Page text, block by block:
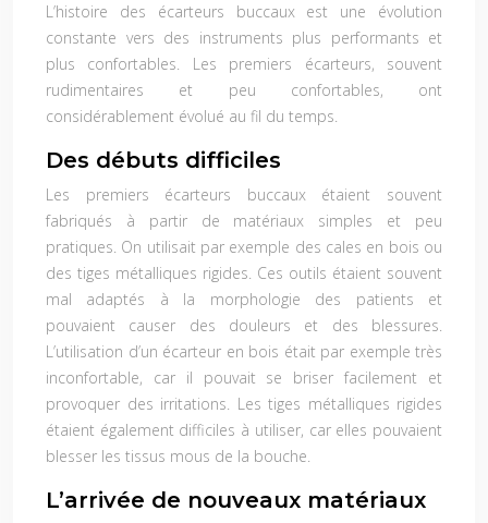
L’histoire des écarteurs buccaux est une évolution
constante vers des instruments plus performants et
plus confortables. Les premiers écarteurs, souvent
rudimentaires et peu confortables, ont
considérablement évolué au fil du temps.
Des débuts difficiles
Les premiers écarteurs buccaux étaient souvent
fabriqués à partir de matériaux simples et peu
pratiques. On utilisait par exemple des cales en bois ou
des tiges métalliques rigides. Ces outils étaient souvent
mal adaptés à la morphologie des patients et
pouvaient causer des douleurs et des blessures.
L’utilisation d’un écarteur en bois était par exemple très
inconfortable, car il pouvait se briser facilement et
provoquer des irritations. Les tiges métalliques rigides
étaient également difficiles à utiliser, car elles pouvaient
blesser les tissus mous de la bouche.
L’arrivée de nouveaux matériaux